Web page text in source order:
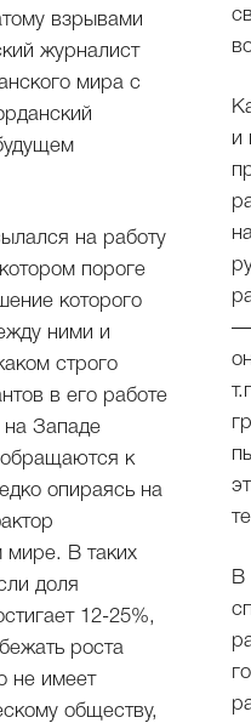
взрывами
журналист
мира с
на работу
пороге
которого
ними и
строго
в его работе
Западе
обращаются к
опираясь на
мире. В таких
доля
12-25%,
роста
не имеет
обществу,
и
—
В